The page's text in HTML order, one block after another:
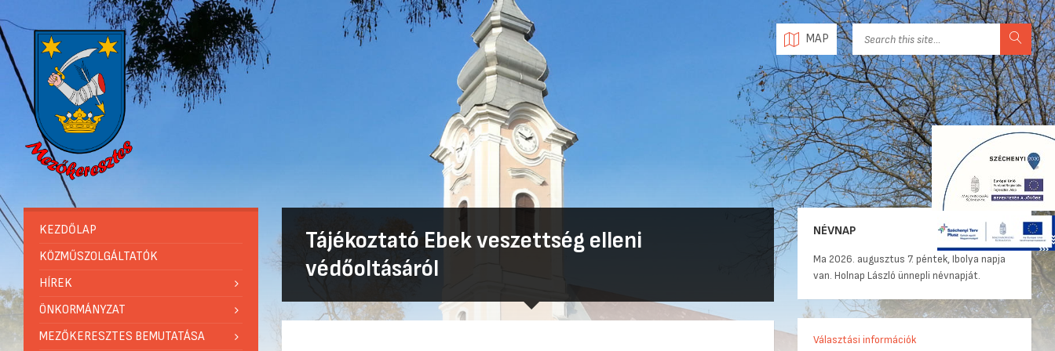
MAP
Tájékoztató Ebek veszettség elleni
védőoltásáról
KEZDŐLAP
KÖZMŰSZOLGÁLTATÓK
HÍREK
ÖNKORMÁNYZAT
MEZŐKERESZTES BEMUTATÁSA
NÉVNAP
Ma 2026. augusztus 7. péntek, Ibolya napja
van. Holnap László ünnepli névnapját.
Választási információk